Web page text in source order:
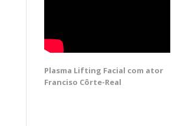
Plasma Lifting Facial com ator
Franciso Côrte-Real